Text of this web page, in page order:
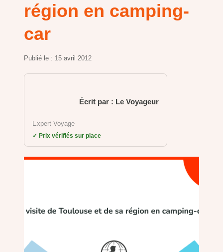
région en camping-
car
Publié le : 15 avril 2012
Écrit par : Le Voyageur
Expert Voyage
✓ Prix vérifiés sur place